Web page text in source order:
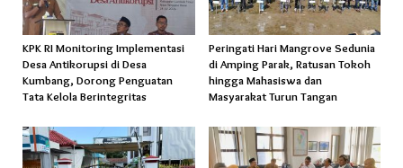
KPK RI Monitoring Implementasi
Desa Antikorupsi di Desa
Kumbang, Dorong Penguatan
Tata Kelola Berintegritas
Peringati Hari Mangrove Sedunia
di Amping Parak, Ratusan Tokoh
hingga Mahasiswa dan
Masyarakat Turun Tangan